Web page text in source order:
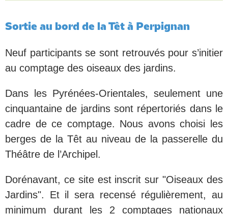
Sortie au bord de la Têt à Perpignan
Neuf participants se sont retrouvés pour s’initier
au comptage des oiseaux des jardins.
Dans les Pyrénées-Orientales, seulement une
cinquantaine de jardins sont répertoriés dans le
cadre de ce comptage. Nous avons choisi les
berges de la Têt au niveau de la passerelle du
Théâtre de l’Archipel.
Dorénavant, ce site est inscrit sur "Oiseaux des
Jardins". Et il sera recensé régulièrement, au
minimum durant les 2 comptages nationaux